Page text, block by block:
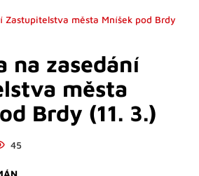
Zastupitelstva města Mníšek pod Brdy
na zasedání
města
Brdy (11. 3.)
45